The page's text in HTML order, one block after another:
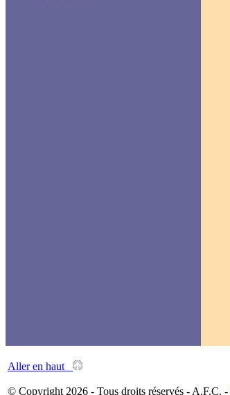
Aller en haut
© Copyright 2026 - Tous droits réservés - A.F.C. -